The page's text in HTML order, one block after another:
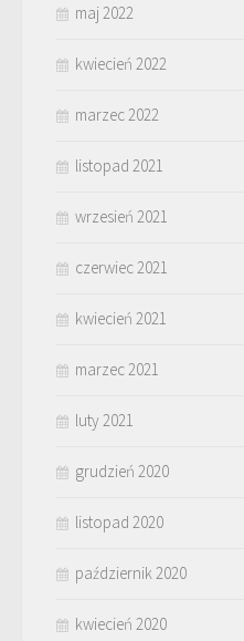
maj 2022
kwiecień 2022
marzec 2022
listopad 2021
wrzesień 2021
czerwiec 2021
kwiecień 2021
marzec 2021
luty 2021
grudzień 2020
listopad 2020
październik 2020
kwiecień 2020